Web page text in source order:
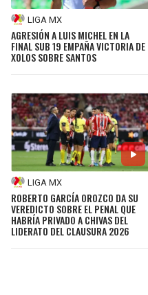
LIGA MX
AGRESIÓN A LUIS MICHEL EN LA
FINAL SUB 19 EMPAÑA VICTORIA DE
XOLOS SOBRE SANTOS
LIGA MX
ROBERTO GARCÍA OROZCO DA SU
VEREDICTO SOBRE EL PENAL QUE
HABRÍA PRIVADO A CHIVAS DEL
LIDERATO DEL CLAUSURA 2026